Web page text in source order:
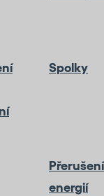
Spolky
energií